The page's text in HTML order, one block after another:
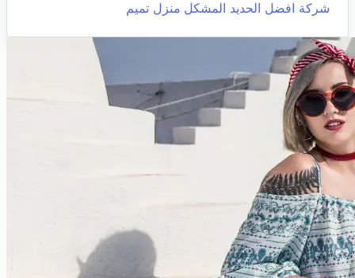
شركة افضل الحديد المشكل منزل تميم